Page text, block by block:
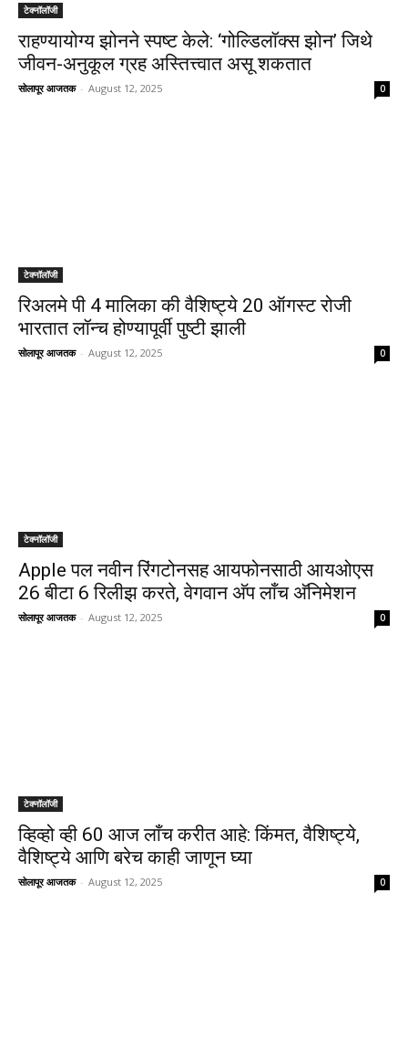
टेक्नॉलॉजी
राहण्यायोग्य झोनने स्पष्ट केले: ‘गोल्डिलॉक्स झोन’ जिथे
जीवन-अनुकूल ग्रह अस्तित्त्वात असू शकतात
सोलापूर आजतक - August 12, 2025 0
टेक्नॉलॉजी
रिअलमे पी 4 मालिका की वैशिष्ट्ये 20 ऑगस्ट रोजी
भारतात लॉन्च होण्यापूर्वी पुष्टी झाली
सोलापूर आजतक - August 12, 2025 0
टेक्नॉलॉजी
Apple पल नवीन रिंगटोनसह आयफोनसाठी आयओएस
26 बीटा 6 रिलीझ करते, वेगवान अ‍ॅप लाँच अ‍ॅनिमेशन
सोलापूर आजतक - August 12, 2025 0
टेक्नॉलॉजी
व्हिव्हो व्ही 60 आज लाँच करीत आहे: किंमत, वैशिष्ट्ये,
वैशिष्ट्ये आणि बरेच काही जाणून घ्या
सोलापूर आजतक - August 12, 2025 0